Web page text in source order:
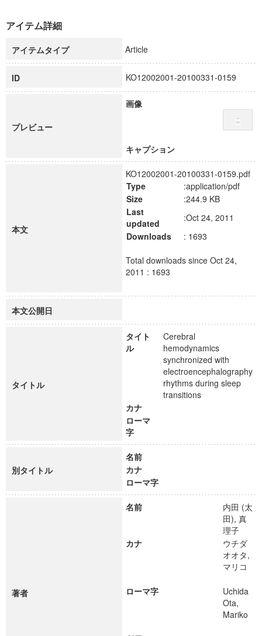
科学研究費補助金研究成果報告書
慶應義塾大学グローバルCOEプログラム市民社会ガバナンス
慶應義塾大学グローバルCOEプログラム論理と感性の先端的
博士課程教育リーディングプログラム「超成熟社会発展のサ
学術雑誌掲載論文等(8)
アイテム詳細
アイテムタイプ Article
ID KO12002001-20100331-0159
プレビュー
画像
キャプション
本文
KO12002001-20100331-0159.pdf
Type
:application/pdf
Size
:244.9 KB
Last
updated
:Oct 24, 2011
Downloads
: 1693
Total downloads since Oct 24,
2011 : 1693
本文公開日
タイトル
タイト
ル
Cerebral
hemodynamics
synchronized with
electroencephalography
rhythms during sleep
transitions
カナ
ローマ
字
別タイトル
名前
カナ
ローマ字
著者
名前
内田 (太
田), 真
理子
カナ
ウチダ
オオタ,
マリコ
ローマ字
Uchida
Ota,
Mariko